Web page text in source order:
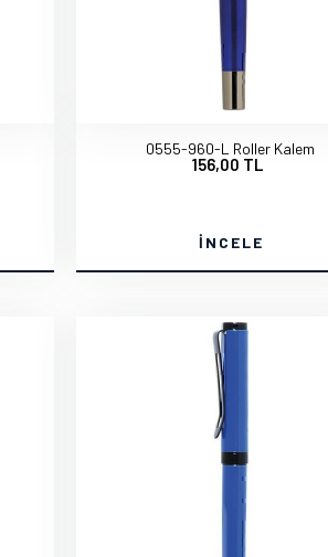
0555-960-L Roller Kalem
156,00 TL
İNCELE